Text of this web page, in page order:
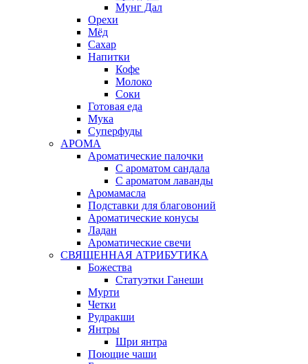
Мунг Дал
Орехи
Мёд
Сахар
Напитки
Кофе
Молоко
Соки
Готовая еда
Мука
Суперфуды
АРОМА
Ароматические палочки
С ароматом сандала
С ароматом лаванды
Аромамасла
Подставки для благовоний
Ароматические конусы
Ладан
Ароматические свечи
СВЯЩЕННАЯ АТРИБУТИКА
Божества
Статуэтки Ганеши
Мурти
Четки
Рудракши
Янтры
Шри янтра
Поющие чаши